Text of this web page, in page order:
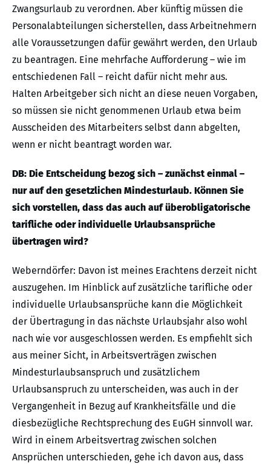
Zwangsurlaub zu verordnen. Aber künftig müssen die
Personalabteilungen sicherstellen, dass Arbeitnehmern
alle Voraussetzungen dafür gewährt werden, den Urlaub
zu beantragen. Eine mehrfache Aufforderung – wie im
entschiedenen Fall – reicht dafür nicht mehr aus.
Halten Arbeitgeber sich nicht an diese neuen Vorgaben,
so müssen sie nicht genommenen Urlaub etwa beim
Ausscheiden des Mitarbeiters selbst dann abgelten,
wenn er nicht beantragt worden war.
DB: Die Entscheidung bezog sich – zunächst einmal –
nur auf den gesetzlichen Mindesturlaub. Können Sie
sich vorstellen, dass das auch auf überobligatorische
tarifliche oder individuelle Urlaubsansprüche
übertragen wird?
Weberndörfer: Davon ist meines Erachtens derzeit nicht
auszugehen. Im Hinblick auf zusätzliche tarifliche oder
individuelle Urlaubsansprüche kann die Möglichkeit
der Übertragung in das nächste Urlaubsjahr also wohl
nach wie vor ausgeschlossen werden. Es empfiehlt sich
aus meiner Sicht, in Arbeitsverträgen zwischen
Mindesturlaubsanspruch und zusätzlichem
Urlaubsanspruch zu unterscheiden, was auch in der
Vergangenheit in Bezug auf Krankheitsfälle und die
diesbezügliche Rechtsprechung des EuGH sinnvoll war.
Wird in einem Arbeitsvertrag zwischen solchen
Ansprüchen unterschieden, gehe ich davon aus, dass